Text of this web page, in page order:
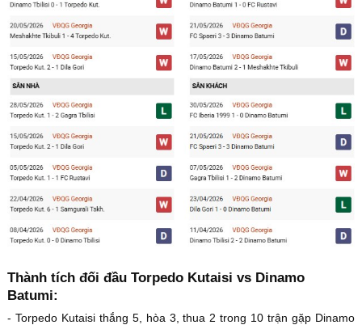
Thành tích đối đầu Torpedo Kutaisi vs Dinamo
Batumi:
- Torpedo Kutaisi thắng 5, hòa 3, thua 2 trong 10 trận gặp Dinamo